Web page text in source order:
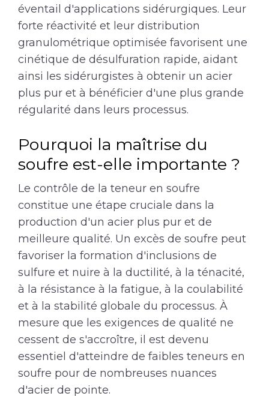
éventail d'applications sidérurgiques. Leur
forte réactivité et leur distribution
granulométrique optimisée favorisent une
cinétique de désulfuration rapide, aidant
ainsi les sidérurgistes à obtenir un acier
plus pur et à bénéficier d'une plus grande
régularité dans leurs processus.
Pourquoi la maîtrise du
soufre est-elle importante ?
Le contrôle de la teneur en soufre
constitue une étape cruciale dans la
production d'un acier plus pur et de
meilleure qualité. Un excès de soufre peut
favoriser la formation d'inclusions de
sulfure et nuire à la ductilité, à la ténacité,
à la résistance à la fatigue, à la coulabilité
et à la stabilité globale du processus. À
mesure que les exigences de qualité ne
cessent de s'accroître, il est devenu
essentiel d'atteindre de faibles teneurs en
soufre pour de nombreuses nuances
d'acier de pointe.